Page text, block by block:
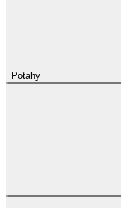
Potahy